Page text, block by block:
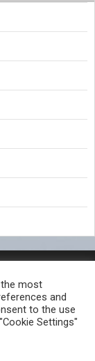
КАРАКТЕР
ЛИНКОВИ
most
and
to the use
Settings"